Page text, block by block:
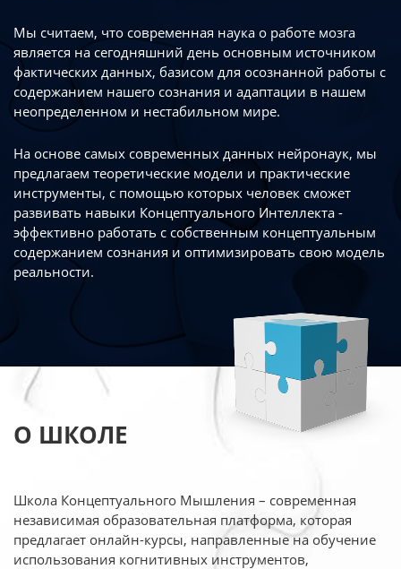
Мы считаем, что современная наука о работе мозга
является на сегодняшний день основным источником
фактических данных, базисом для осознанной работы с
содержанием нашего сознания и адаптации в нашем
неопределенном и нестабильном мире.
На основе самых современных данных нейронаук, мы
предлагаем теоретические модели и практические
инструменты, с помощью которых человек сможет
развивать навыки Концептуального Интеллекта -
эффективно работать с собственным концептуальным
содержанием сознания и оптимизировать свою модель
реальности.
О ШКОЛЕ
Школа Концептуального Мышления – современная
независимая образовательная платформа, которая
предлагает онлайн-курсы, направленные на обучение
использования когнитивных инструментов,